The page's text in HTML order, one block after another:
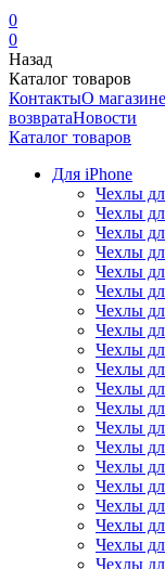
0
0
Назад
Каталог товаров
КонтактыО магазине
возвратаНовости
Каталог товаров
Для iPhone
Чехлы
Чехлы
Чехлы
Чехлы
Чехлы
Чехлы
Чехлы
Чехлы
Чехлы
Чехлы
Чехлы
Чехлы
Чехлы
Чехлы
Чехлы
Чехлы
Чехлы
Чехлы
Чехлы
Чехлы